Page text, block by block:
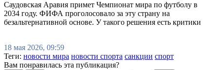
Саудовская Аравия примет Чемпионат мира по футболу в
2034 году. ФИФА проголосовало за эту страну на
безальтернативной основе. У такого решения есть критики
18 мая 2026, 09:59
Теги: новости мира новости спорта санкции спорт
Вам понравилась эта публикация?